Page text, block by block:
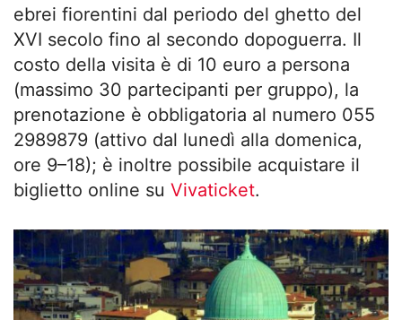
ebrei fiorentini dal periodo del ghetto del
XVI secolo fino al secondo dopoguerra. Il
costo della visita è di 10 euro a persona
(massimo 30 partecipanti per gruppo), la
prenotazione è obbligatoria al numero 055
2989879 (attivo dal lunedì alla domenica,
ore 9–18); è inoltre possibile acquistare il
biglietto online su Vivaticket.